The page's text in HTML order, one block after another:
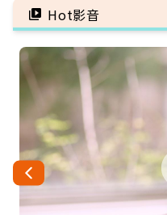
Hot影音